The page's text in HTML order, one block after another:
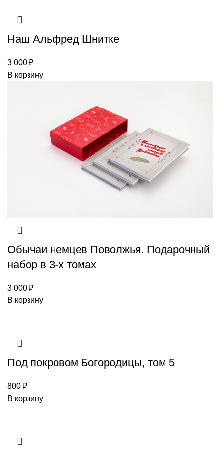
Наш Альфред Шнитке
3 000 ₽
В корзину
Обычаи немцев Поволжья. Подарочный
набор в 3-х томах
3 000 ₽
В корзину
Под покровом Богородицы, том 5
800 ₽
В корзину